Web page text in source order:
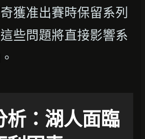
獲准出賽時保留系列
些問題將直接影響系
析：湖人面臨